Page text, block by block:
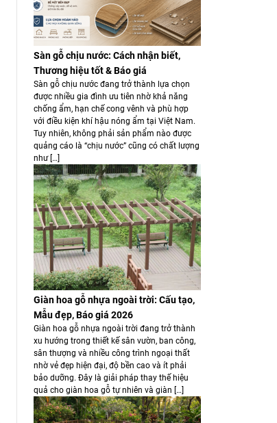
Sàn gỗ chịu nước: Cách nhận biết,
Thương hiệu tốt & Báo giá
Sàn gỗ chịu nước đang trở thành lựa chọn
được nhiều gia đình ưu tiên nhờ khả năng
chống ẩm, hạn chế cong vênh và phù hợp
với điều kiện khí hậu nóng ẩm tại Việt Nam.
Tuy nhiên, không phải sản phẩm nào được
quảng cáo là “chịu nước” cũng có chất lượng
như […]
Giàn hoa gỗ nhựa ngoài trời: Cấu tạo,
Mẫu đẹp, Báo giá 2026
Giàn hoa gỗ nhựa ngoài trời đang trở thành
xu hướng trong thiết kế sân vườn, ban công,
sân thượng và nhiều công trình ngoại thất
nhờ vẻ đẹp hiện đại, độ bền cao và ít phải
bảo dưỡng. Đây là giải pháp thay thế hiệu
quả cho giàn hoa gỗ tự nhiên và giàn […]